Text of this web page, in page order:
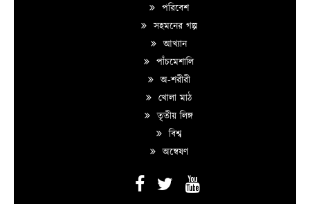
পরিবেশ
সহমনের গল্প
আখ্যান
পাঁচমেশালি
অ-শরীরী
খোলা মাঠ
তৃতীয় লিঙ্গ
বিশ্ব
অন্বেষণ